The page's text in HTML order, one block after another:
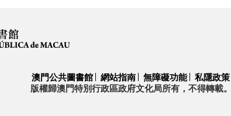
澳門公共圖書館 網站指南 無障礙功能 私隱政策
版權歸澳門特別行政區政府文化局所有，不得轉載。